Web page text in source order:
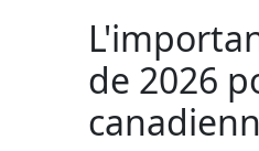
de 2026